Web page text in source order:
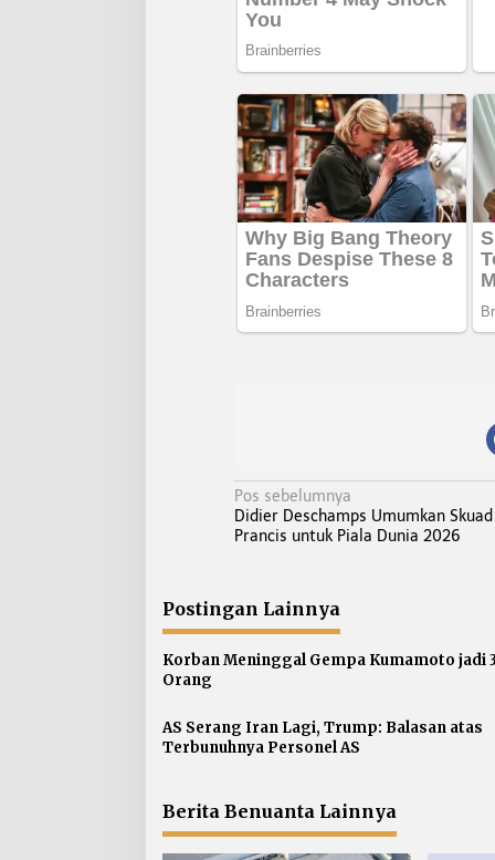
N
a
g
a
s
o
Pos sebelumnya
Didier Deschamps Umumkan
Prancis untuk Piala Dunia 2026
Postingan Lainnya
Korban Meninggal Gempa Kumamoto jadi
Orang
AS Serang Iran Lagi, Trump: Balasan atas
Terbunuhnya Personel AS
Berita Benuanta Lainnya